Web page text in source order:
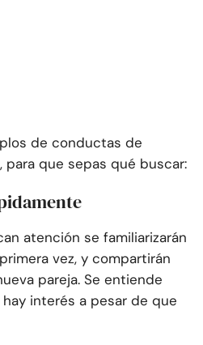
de conductas de
que sepas qué buscar:
atención se familiarizarán
vez, y compartirán
pareja. Se entiende
interés a pesar de que